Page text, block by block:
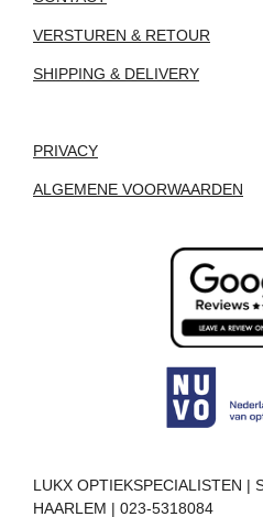
VERSTUREN & RETOUR
SHIPPING & DELIVERY
PRIVACY
ALGEMENE VOORWAARDEN
LUKX OPTIEKSPECIALISTEN |
HAARLEM | 023-5318084